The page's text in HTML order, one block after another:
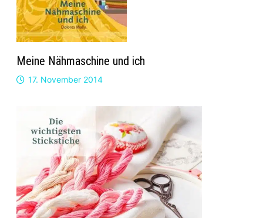
Meine Nähmaschine und ich
17. November 2014